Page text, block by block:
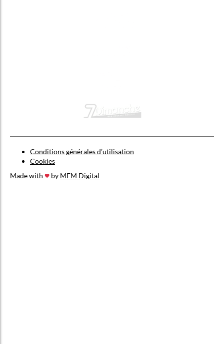
Conditions générales d’utilisation
Cookies
Made with
by MFM Digital